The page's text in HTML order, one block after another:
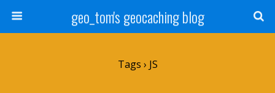
geo_tom's geocaching blog
Tags › JS